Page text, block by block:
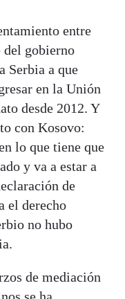
entre
del gobierno
Serbia a que
en la Unión
desde 2012. Y
con Kosovo:
lo que tiene que
y va a estar a
de
el derecho
no hubo
de mediación